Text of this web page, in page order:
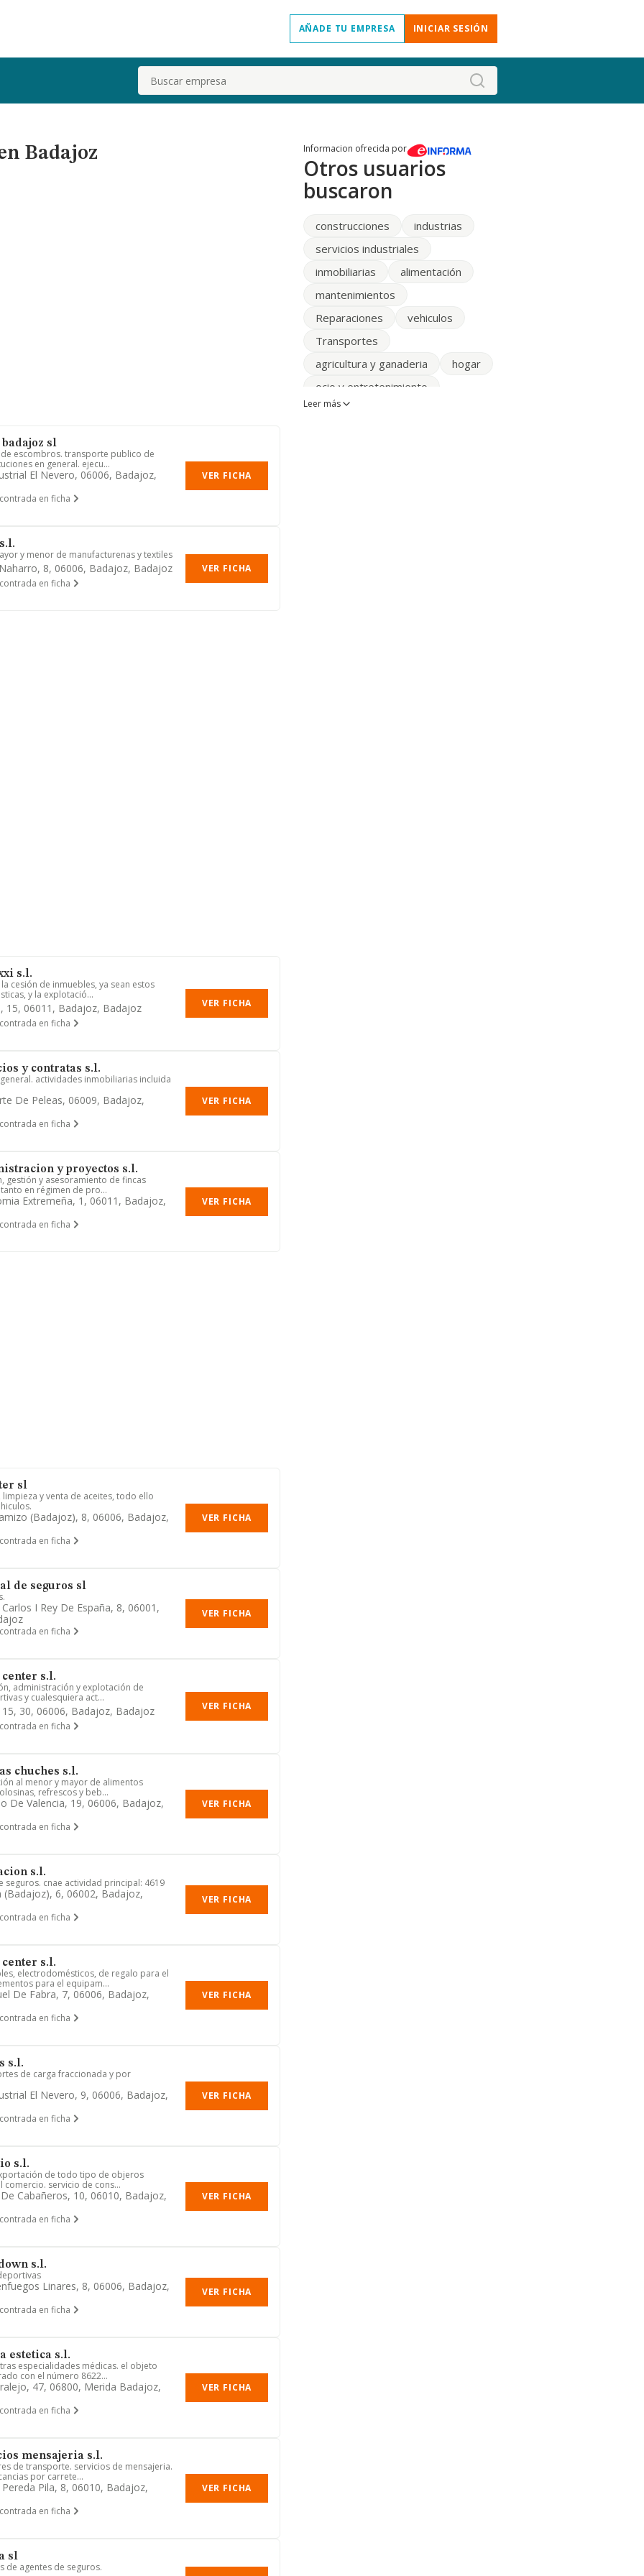
AÑADE TU EMPRESA INICIAR SESIÓN
Buscar
Badajoz
sl
escombros. transporte publico de
en general. ejecu...
El Nevero, 06006, Badajoz,
en ficha
VER FICHA
y menor de manufacturenas y textiles
8, 06006, Badajoz, Badajoz
en ficha
VER FICHA
s.l.
cesión de inmuebles, ya sean estos
y la explotació...
15, 06011, Badajoz, Badajoz
en ficha
VER FICHA
y contratas s.l.
actividades inmobiliarias incluida
De Peleas, 06009, Badajoz,
en ficha
VER FICHA
y proyectos s.l.
gestión y asesoramiento de fincas
en régimen de pro...
Extremeña, 1, 06011, Badajoz,
en ficha
VER FICHA
sl
y venta de aceites, todo ello
(badajoz), 8, 06006, Badajoz,
en ficha
VER FICHA
de seguros sl
I Rey De España, 8, 06001,
en ficha
VER FICHA
s.l.
administración y explotación de
y cualesquiera act...
30, 06006, Badajoz, Badajoz
en ficha
VER FICHA
chuches s.l.
al menor y mayor de alimentos
refrescos y beb...
De Valencia, 19, 06006, Badajoz,
en ficha
VER FICHA
s.l.
seguros. cnae actividad principal: 4619
(badajoz), 6, 06002, Badajoz,
en ficha
VER FICHA
center s.l.
electrodomésticos, de regalo para el
para el equipam...
De Fabra, 7, 06006, Badajoz,
en ficha
VER FICHA
s.l.
de carga fraccionada y por
El Nevero, 9, 06006, Badajoz,
en ficha
VER FICHA
s.l.
de todo tipo de objeros
comercio. servicio de cons...
Cabañeros, 10, 06010, Badajoz,
en ficha
VER FICHA
s.l.
Linares, 8, 06006, Badajoz,
en ficha
VER FICHA
estetica s.l.
especialidades médicas. el objeto
con el número 8622...
47, 06800, Merida Badajoz,
en ficha
VER FICHA
mensajeria s.l.
de transporte. servicios de mensajeria.
por carrete...
Pereda Pila, 8, 06010, Badajoz,
en ficha
VER FICHA
sl
de agentes de seguros.
Informacion ofrecida por
Otros usuarios
buscaron
construcciones
industrias
servicios industriales
inmobiliarias
alimentación
mantenimientos
Reparaciones
vehiculos
Transportes
agricultura y ganaderia
hogar
ocio y entretenimiento
Salud y medicina
Leer más